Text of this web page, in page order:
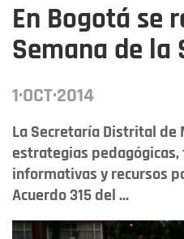
En Bogotá se
Semana de la
1·OCT·2014
La Secretaría Distrital de
estrategias
informativas y recursos
Acuerdo 315 del ...